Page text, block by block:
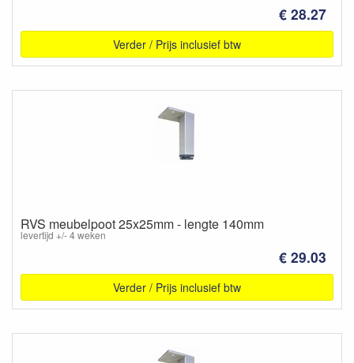
€ 28.27
Verder / Prijs inclusief btw
RVS meubelpoot 25x25mm - lengte 140mm
levertijd +/- 4 weken
€ 29.03
Verder / Prijs inclusief btw